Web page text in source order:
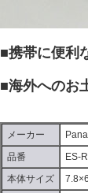
■携帯に便利
■海外へのお
メーカー
品番
ES-
本体サイズ